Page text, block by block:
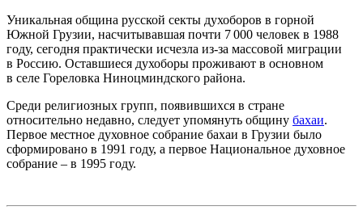
Уникальная община русской секты духоборов в горной
Южной Грузии, насчитывавшая почти 7 000 человек в 1988
году, сегодня практически исчезла из-за массовой миграции
в Россию. Оставшиеся духоборы проживают в основном
в селе Гореловка Ниноцминдского района.
Среди религиозных групп, появившихся в стране
относительно недавно, следует упомянуть общину бахаи.
Первое местное духовное собрание бахаи в Грузии было
сформировано в 1991 году, а первое Национальное духовное
собрание – в 1995 году.